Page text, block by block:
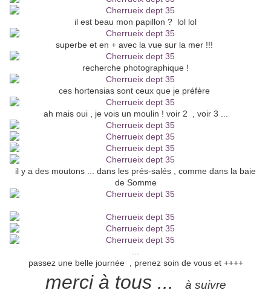
il est beau mon papillon ? lol lol
superbe et en + avec la vue sur la mer !!!
recherche photographique !
ces hortensias sont ceux que je préfère
ah mais oui , je vois un moulin ! voir 2 , voir 3 ...
il y a des moutons ... dans les prés-salés , comme dans la baie
de Somme
passez une belle journée , prenez soin de vous et ++++
merci à tous ... à suivre